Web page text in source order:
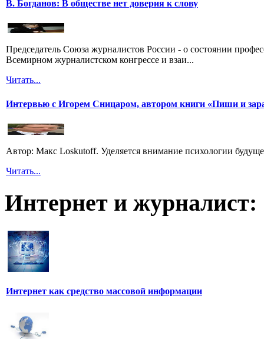
В. Богданов: В обществе нет доверия к слову
Председатель Союза журналистов России - о состоянии
Всемирном журналистском конгрессе и взаи...
Читать...
Интервью с Игорем Сницаром, автором книги «Пиши и
Автор: Макс Loskutoff. Уделяется внимание психологии
Читать...
Интернет и журналист:
Интернет как средство массовой информации